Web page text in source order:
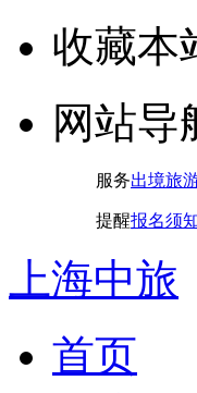
收藏本
网站导
服务出境旅
提醒报名须
上海中旅
首页